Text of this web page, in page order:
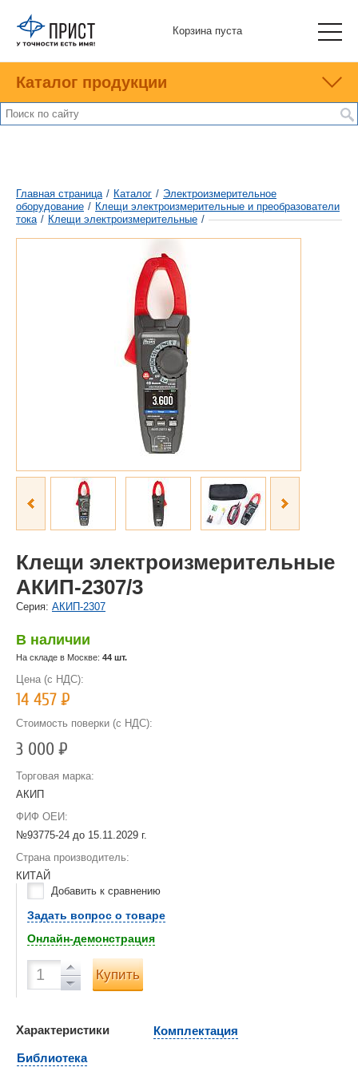
Корзина пуста
Каталог продукции
Главная страница / Каталог / Электроизмерительное
оборудование / Клещи электроизмерительные и преобразователи
тока / Клещи электроизмерительные /
Клещи электроизмерительные
АКИП-2307/3
Cерия: АКИП-2307
В наличии
На складе в Москве: 44 шт.
Цена (с НДС):
14 457Р
Стоимость поверки (с НДС):
3 000Р
Торговая марка:
АКИП
ФИФ ОЕИ:
№93775-24 до 15.11.2029 г.
Страна производитель:
КИТАЙ
Добавить к сравнению
Задать вопрос о товаре
Онлайн-демонстрация
Купить
Характеристики
Комплектация
Библиотека